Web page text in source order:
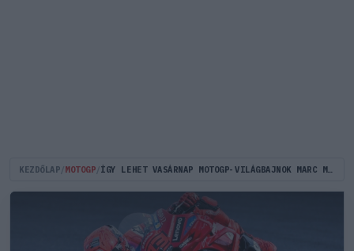
KEZDŐLAP MOTOGP ÍGY LEHET VASÁRNAP MOTOGP-VILÁGBAJNOK MARC MARQUEZ